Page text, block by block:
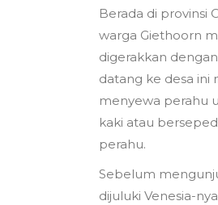
Berada di provinsi
warga Giethoorn
digerakkan
datang ke desa ini
menyewa perahu
kaki atau
perahu.
Sebelum
dijuluki Venesia-